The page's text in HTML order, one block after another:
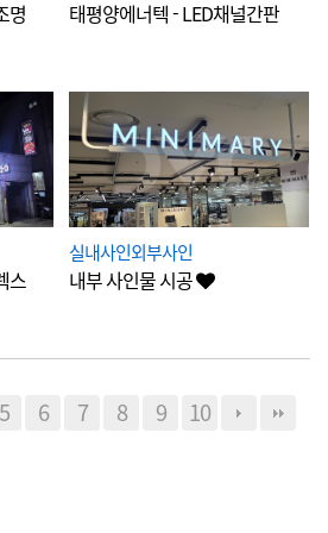
명
태평양에너텍 - LED채널간판
스
실내사인외부사인
내부 사인물 시공
5 6 7 8 9 10